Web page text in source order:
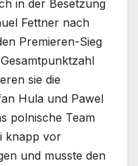
in der Besetzung
Fettner nach
Premieren-Sieg
sie die
Hula und Pawel
polnische Team
knapp vor
und musste den